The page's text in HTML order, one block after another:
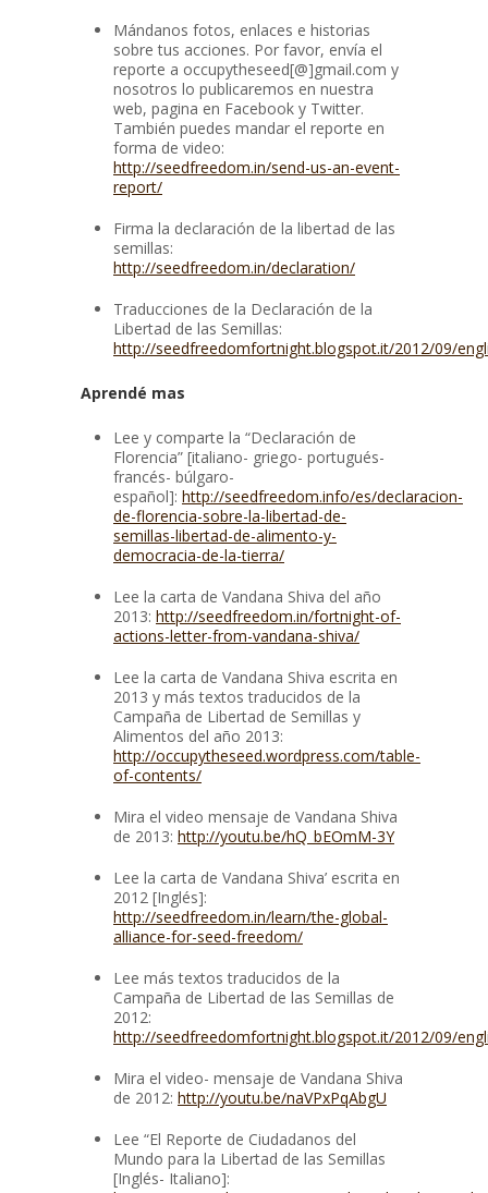
Mándanos fotos, enlaces e historias
sobre tus acciones. Por favor, envía el
reporte a occupytheseed[@]gmail.com y
nosotros lo publicaremos en nuestra
web, pagina en Facebook y Twitter.
También puedes mandar el reporte en
forma de video:
http://seedfreedom.in/send-us-an-event-
report/
Firma la declaración de la libertad de las
semillas:
http://seedfreedom.in/declaration/
Traducciones de la Declaración de la
Libertad de las Semillas:
http://seedfreedomfortnight.blogspot.it/2012/09/
Aprendé mas
Lee y comparte la “Declaración de
Florencia” [italiano- griego- portugués-
francés- búlgaro-
español]: http://seedfreedom.info/es/declaracion-
de-florencia-sobre-la-libertad-de-
semillas-libertad-de-alimento-y-
democracia-de-la-tierra/
Lee la carta de Vandana Shiva del año
2013: http://seedfreedom.in/fortnight-of-
actions-letter-from-vandana-shiva/
Lee la carta de Vandana Shiva escrita en
2013 y más textos traducidos de la
Campaña de Libertad de Semillas y
Alimentos del año 2013:
http://occupytheseed.wordpress.com/table-
of-contents/
Mira el video mensaje de Vandana Shiva
de 2013: http://youtu.be/hQ_bEOmM-3Y
Lee la carta de Vandana Shiva’ escrita en
2012 [Inglés]:
http://seedfreedom.in/learn/the-global-
alliance-for-seed-freedom/
Lee más textos traducidos de la
Campaña de Libertad de las Semillas de
2012:
http://seedfreedomfortnight.blogspot.it/2012/09/
Mira el video- mensaje de Vandana Shiva
de 2012: http://youtu.be/naVPxPqAbgU
Lee “El Reporte de Ciudadanos del
Mundo para la Libertad de las Semillas
[Inglés- Italiano]: